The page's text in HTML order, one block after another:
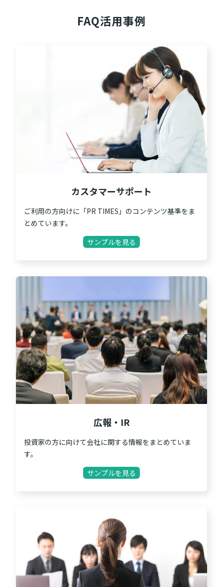
FAQ活用事例
カスタマーサポート
ご利用の方向けに「PR TIMES」のコンテンツ基準をま
とめています。
サンプルを見る
広報・IR
投資家の方に向けて会社に関する情報をまとめていま
す。
サンプルを見る